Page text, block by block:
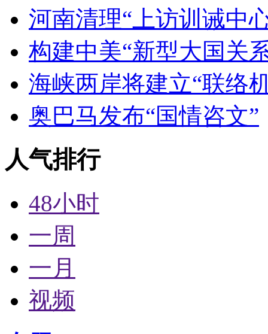
河南清理“上访训诫中
构建中美“新型大国关
海峡两岸将建立“联络
奥巴马发布“国情咨文”
人气排行
48小时
一周
一月
视频